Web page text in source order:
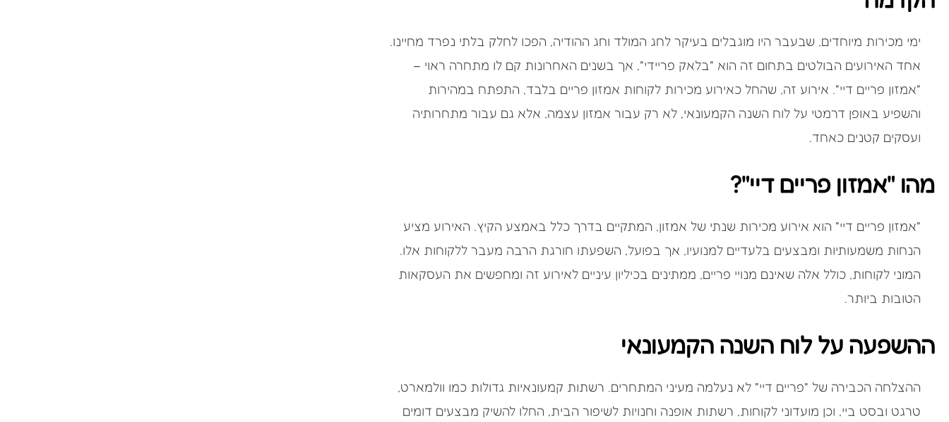
ימי מכירות מיוחדים, שבעבר היו מוגבלים בעיקר לחג המולד וחג ההודיה, הפכו לחלק בלתי נפרד מחיינו.
אחד האירועים הבולטים בתחום זה הוא "בלאק פריידי", אך בשנים האחרונות קם לו מתחרה ראוי –
"אמזון פריים דיי". אירוע זה, שהחל כאירוע מכירות לקוחות אמזון פריים בלבד, התפתח במהירות
והשפיע באופן דרמטי על לוח השנה הקמעונאי, לא רק עבור אמזון עצמה, אלא גם עבור מתחרותיה
ועסקים קטנים כאחד.
מהו "אמזון פריים דיי"?
"אמזון פריים דיי" הוא אירוע מכירות שנתי של אמזון, המתקיים בדרך כלל באמצע הקיץ. האירוע מציע
הנחות משמעותיות ומבצעים בלעדיים למנועיו, אך בפועל, השפעתו חורגת הרבה מעבר ללקוחות אלו.
המוני לקוחות, כולל אלה שאינם מנויי פריים, ממתינים בכיליון עיניים לאירוע זה ומחפשים את העסקאות
הטובות ביותר.
ההשפעה על לוח השנה הקמעונאי
ההצלחה הכבירה של "פריים דיי" לא נעלמה מעיני המתחרים. רשתות קמעונאיות גדולות כמו וולמארט,
טרגט ובסט ביי, וכן מועדוני לקוחות, רשתות אופנה וחנויות לשיפור הבית, החלו להשיק מבצעים דומים